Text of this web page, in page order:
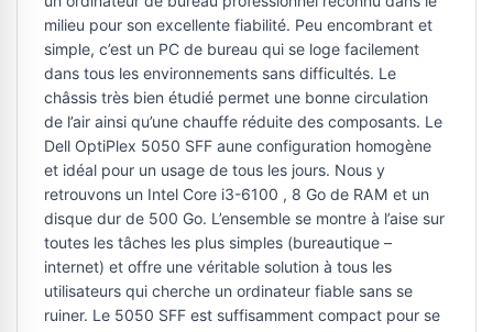
milieu pour son excellente fiabilité. Peu encombrant et
simple, c’est un PC de bureau qui se loge facilement
dans tous les environnements sans difficultés. Le
châssis très bien étudié permet une bonne circulation
de l’air ainsi qu’une chauffe réduite des composants. Le
Dell OptiPlex 5050 SFF aune configuration homogène
et idéal pour un usage de tous les jours. Nous y
retrouvons un Intel Core i3-6100 , 8 Go de RAM et un
disque dur de 500 Go. L’ensemble se montre à l’aise sur
toutes les tâches les plus simples (bureautique –
internet) et offre une véritable solution à tous les
utilisateurs qui cherche un ordinateur fiable sans se
ruiner. Le 5050 SFF est suffisamment compact pour se